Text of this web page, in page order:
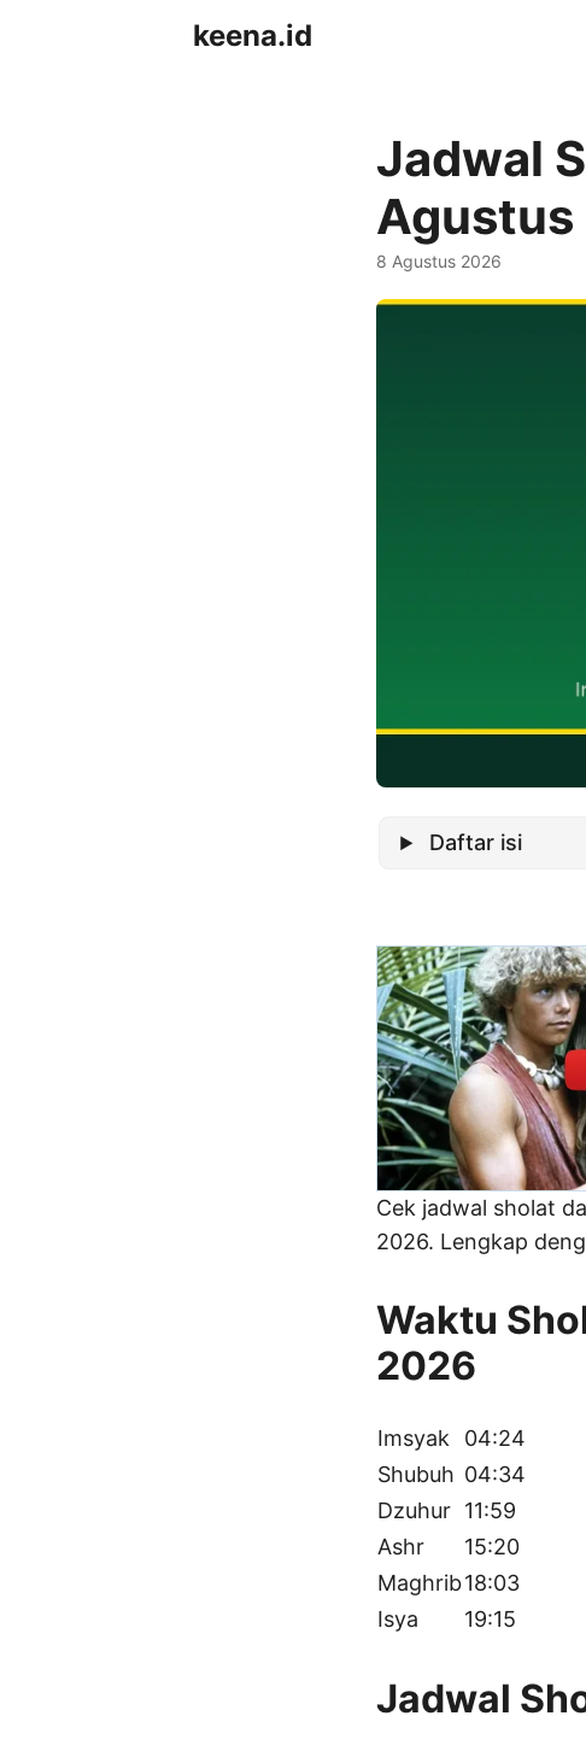
keena.id
Jadwal
8 Agustus 2026
Daftar isi
Cek jadwal sholat
2026. Lengkap
Waktu
2026
Imsyak
04:24
Shubuh 04:34
Dzuhur 11:59
Ashr
15:20
Maghrib18:03
Isya
19:15
Jadwal